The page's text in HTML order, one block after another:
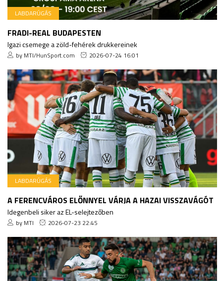
LABDARÚGÁS
FRADI-REAL BUDAPESTEN
Igazi csemege a zöld-fehérek drukkereinek
by MTI/HunSport.com 2026-07-24 16:01
LABDARÚGÁS
A FERENCVÁROS ELŐNNYEL VÁRJA A HAZAI VISSZAVÁGÓT
Idegenbeli siker az EL-selejtezőben
by MTI 2026-07-23 22:45